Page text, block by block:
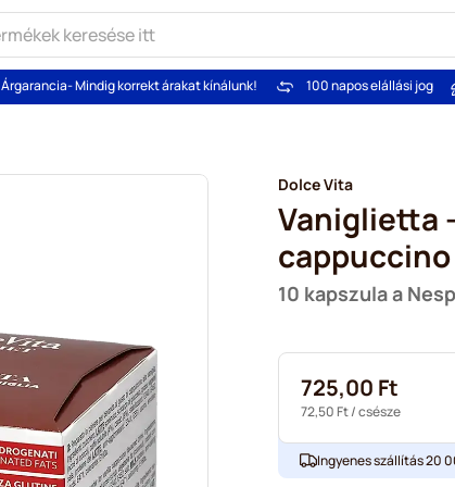
Árgarancia- Mindig korrekt árakat kínálunk! 100 napos elállási jog
Dolce Vita
Vaniglietta
cappuccino
10 kapszula a
725,00 Ft
72,50 Ft/ csésze
Ingyenes szállítás 20